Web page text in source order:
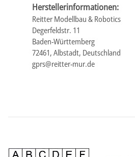
Herstellerinformationen:
Reitter Modellbau & Robotics
Degerfeldstr. 11
Baden-Württemberg
72461, Albstadt, Deutschland
gprs@reitter-mur.de